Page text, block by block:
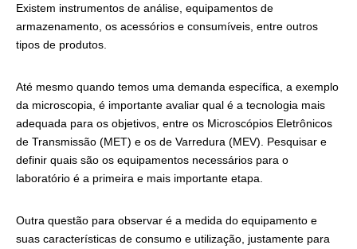
Existem instrumentos de análise, equipamentos de
armazenamento, os acessórios e consumíveis, entre outros
tipos de produtos.
Até mesmo quando temos uma demanda específica, a exemplo
da microscopia, é importante avaliar qual é a tecnologia mais
adequada para os objetivos, entre os Microscópios Eletrônicos
de Transmissão (MET) e os de Varredura (MEV). Pesquisar e
definir quais são os equipamentos necessários para o
laboratório é a primeira e mais importante etapa.
Outra questão para observar é a medida do equipamento e
suas características de consumo e utilização, justamente para